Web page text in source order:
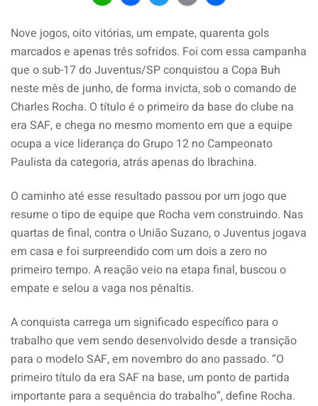
WhatsApp
Facebook
Twitter
EmailShare
Nove jogos, oito vitórias, um empate, quarenta gols
marcados e apenas três sofridos. Foi com essa campanha
que o sub-17 doJuventus/SP conquistou a Copa Buh
neste mês de junho, de forma invicta, sob o comando de
Charles Rocha. O título é o primeiro da base do clube na
era SAF, e chega no mesmo momento em que a equipe
ocupa a vice liderança do Grupo 12 no Campeonato
Paulista da categoria, atrás apenas do Ibrachina.
O caminho até esse resultado passou por um jogo que
resume o tipo de equipe que Rocha vem construindo. Nas
quartas de final,contra o União Suzano, o Juventus jogava
em casa e foi surpreendido com um dois a zero no
primeiro tempo. A reação veio na etapa final, buscou o
empate e selou a vaga nos pênaltis.
A conquista carrega um significado específico para o
trabalho que vem sendo desenvolvido desde a transição
para o modelo SAF, em novembro do ano passado. “O
primeiro título da era SAF na base, um ponto de partida
importante para a sequência do trabalho”, define Rocha.